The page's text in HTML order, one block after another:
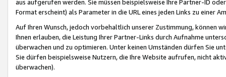
aus aufgerufen werden. Sie müssen beispielsweise Ihre Partner-ID
Format erscheint) als Parameter in die URL eines jeden Links zu einer
Auf Ihren Wunsch, jedoch vorbehaltlich unserer Zustimmung, können
Ihnen erlauben, die Leistung Ihrer Partner-Links durch Aufnahme
überwachen und zu optimieren. Unter keinen Umständen dürfen Sie
Sie dürfen beispielsweise Nutzern, die Ihre Website aufrufen, nicht
überwachen).